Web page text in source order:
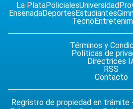
La PlataPolicialesUniversidad
EnsenadaDeportesEstudiantes
Tecno
Términos y
Políticas de
Directrices
RSS
Contacto
Regristro de propiedad en trámite